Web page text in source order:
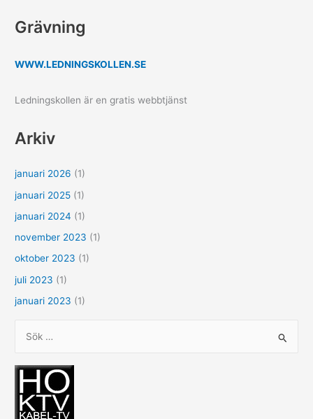
Grävning
WWW.LEDNINGSKOLLEN.SE
Ledningskollen är en gratis webbtjänst
Arkiv
januari 2026 (1)
januari 2025 (1)
januari 2024 (1)
november 2023 (1)
oktober 2023 (1)
juli 2023 (1)
januari 2023 (1)
k